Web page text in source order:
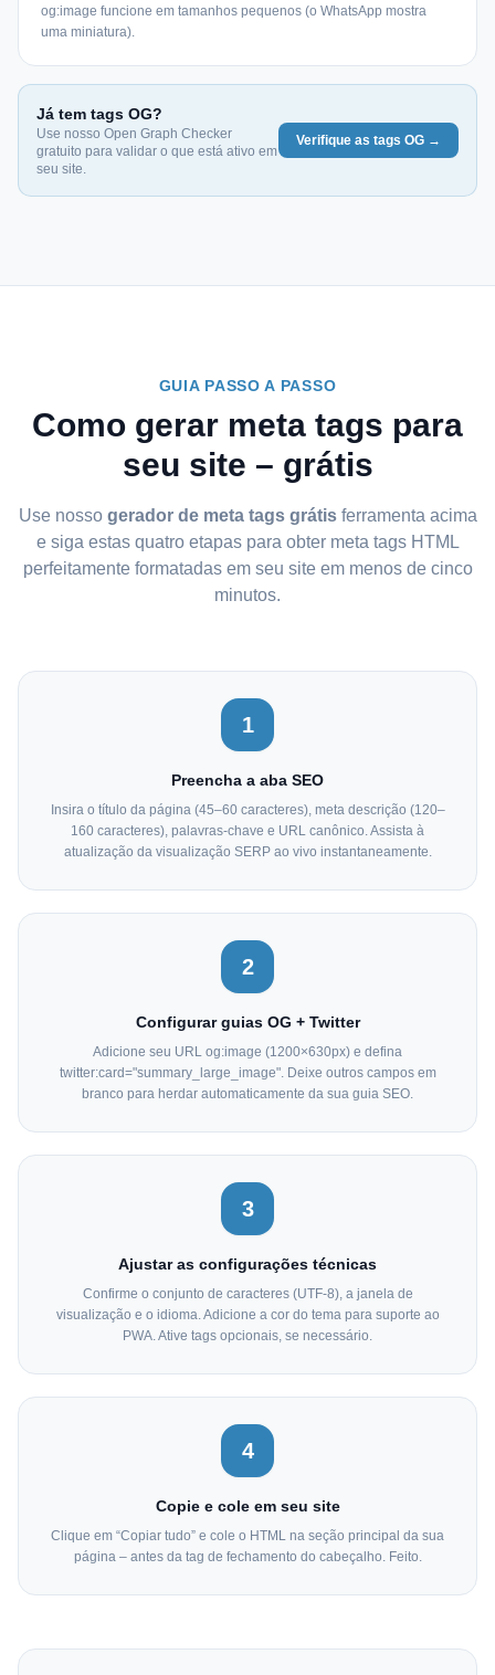
og:image funcione em tamanhos pequenos (o WhatsApp mostra
uma miniatura).
Já tem tags OG?
Use nosso Open Graph Checker
gratuito para validar o que está ativo em
seu site.
Verifique as tags OG →
GUIA PASSO A PASSO
Como gerar meta tags para
seu site – grátis
Use nosso gerador de meta tags grátisferramenta acima
e siga estas quatro etapas para obter meta tags HTML
perfeitamente formatadas em seu site em menos de cinco
minutos.
1
Preencha a aba SEO
Insira o título da página (45–60 caracteres), meta descrição (120–
160 caracteres), palavras-chave e URL canônico. Assista à
atualização da visualização SERP ao vivo instantaneamente.
2
Configurar guias OG + Twitter
Adicione seu URL og:image (1200×630px) e defina
twitter:card="summary_large_image". Deixe outros campos em
branco para herdar automaticamente da sua guia SEO.
3
Ajustar as configurações técnicas
Confirme o conjunto de caracteres (UTF-8), a janela de
visualização e o idioma. Adicione a cor do tema para suporte ao
PWA. Ative tags opcionais, se necessário.
4
Copie e cole em seu site
Clique em “Copiar tudo” e cole o HTML na seção principal da sua
página – antes da tag de fechamento do cabeçalho. Feito.